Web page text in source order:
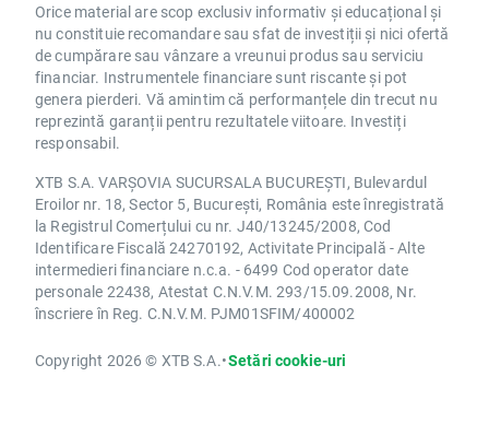
Orice material are scop exclusiv informativ și educațional și
nu constituie recomandare sau sfat de investiții și nici ofertă
de cumpărare sau vânzare a vreunui produs sau serviciu
financiar. Instrumentele financiare sunt riscante și pot
genera pierderi. Vă amintim că performanțele din trecut nu
reprezintă garanții pentru rezultatele viitoare. Investiți
responsabil.
XTB S.A. VARȘOVIA SUCURSALA BUCUREȘTI, Bulevardul
Eroilor nr. 18, Sector 5, București, România este înregistrată
la Registrul Comerțului cu nr. J40/13245/2008, Cod
Identificare Fiscală 24270192, Activitate Principală - Alte
intermedieri financiare n.c.a. - 6499 Cod operator date
personale 22438, Atestat C.N.V.M. 293/15.09.2008, Nr.
înscriere în Reg. C.N.V.M. PJM01SFIM/400002
Copyright 2026 © XTB S.A.•Setări cookie-uri